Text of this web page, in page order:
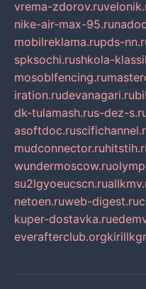
vrema-zdorov.ru
nike-air-max-95.ru
mobilreklama.rupds-
spksochi.rushkola-
mosoblfencing.ru
iration.rudevanagari.ru
dk-tulamash.rus-dez-
asoftdoc.ru
mudconnector.ru
wundermoscow.ru
su2lgyoeucscn.ru
netoen.ruweb-digest.ru
kuper-dostavka.ru
everafterclub.org